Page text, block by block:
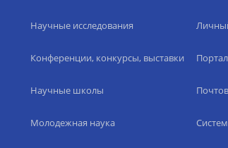
Научные исследования
Конференции, конкурсы, выставки
Научные школы
Молодежная наука
Портал